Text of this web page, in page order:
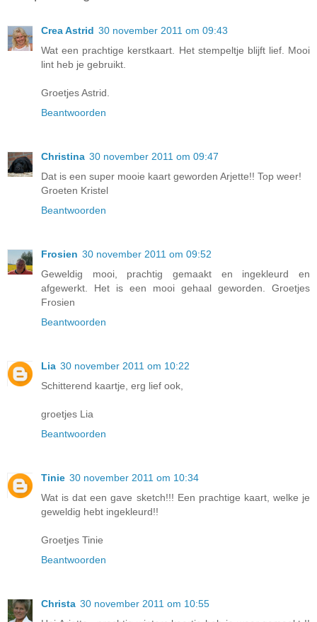
Crea Astrid 30 november 2011 om 09:43
Wat een prachtige kerstkaart. Het stempeltje blijft lief. Mooi
lint heb je gebruikt.
Groetjes Astrid.
Beantwoorden
Christina 30 november 2011 om 09:47
Dat is een super mooie kaart geworden Arjette!! Top weer!
Groeten Kristel
Beantwoorden
Frosien 30 november 2011 om 09:52
Geweldig mooi, prachtig gemaakt en ingekleurd en
afgewerkt. Het is een mooi gehaal geworden. Groetjes
Frosien
Beantwoorden
Lia 30 november 2011 om 10:22
Schitterend kaartje, erg lief ook,
groetjes Lia
Beantwoorden
Tinie 30 november 2011 om 10:34
Wat is dat een gave sketch!!! Een prachtige kaart, welke je
geweldig hebt ingekleurd!!
Groetjes Tinie
Beantwoorden
Christa 30 november 2011 om 10:55